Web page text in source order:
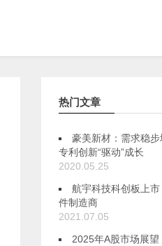
热门文章
豪美新材：需求稳
专利创新“驱动”成长
2020.05.25
航宇科技科创板上
件制造商
2021.07.05
2025年A股市场展